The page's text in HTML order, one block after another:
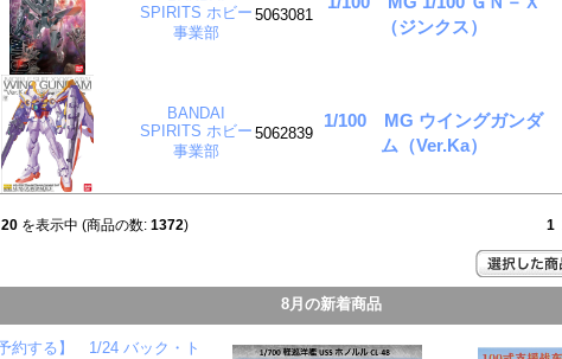
SPIRITS ホビー
事業部
5063081
（ジンクス）
BANDAI
SPIRITS ホビー
事業部
5062839
1/100 MG ウイングガンダ
ム（Ver.Ka）
20を表示中 (商品の数: 1372) 1
8月の新着商品